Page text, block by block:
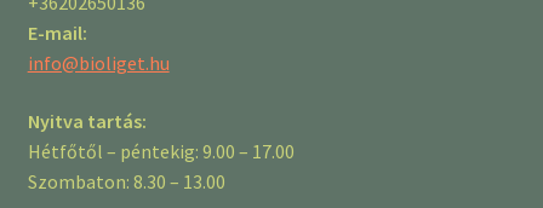
E-mail:
info@bioliget.hu
Nyitva tartás:
Hétfőtől – péntekig: 9.00 – 17.00
Szombaton: 8.30 – 13.00